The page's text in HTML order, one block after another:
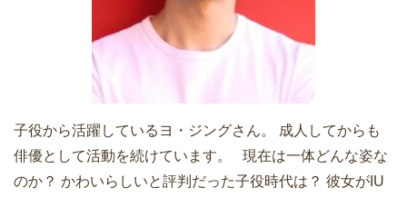
子役から活躍しているヨ・ジングさん。 成人してからも
俳優として活動を続けています。 現在は一体どんな姿な
のか？ かわいらしいと評判だった子役時代は？ 彼女がIU